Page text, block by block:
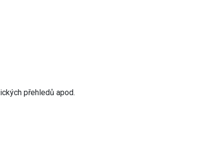
přehledů apod.